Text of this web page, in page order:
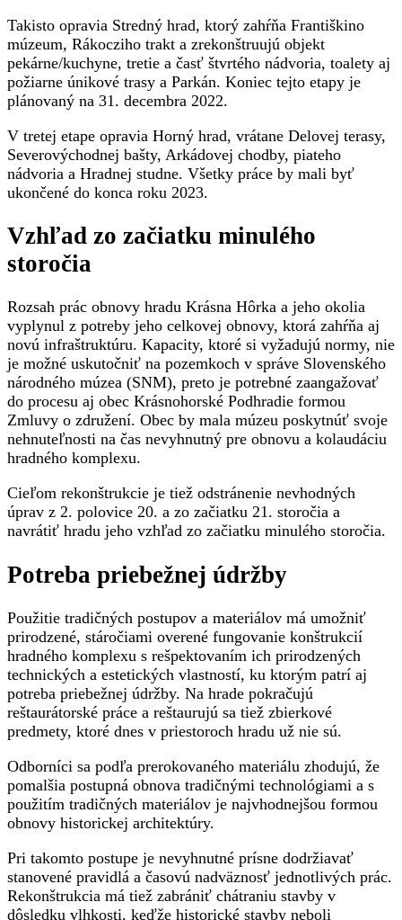
Takisto opravia Stredný hrad, ktorý zahŕňa Františkino
múzeum, Rákocziho trakt a zrekonštruujú objekt
pekárne/kuchyne, tretie a časť štvrtého nádvoria, toalety aj
požiarne únikové trasy a Parkán. Koniec tejto etapy je
plánovaný na 31. decembra 2022.
V tretej etape opravia Horný hrad, vrátane Delovej terasy,
Severovýchodnej bašty, Arkádovej chodby, piateho
nádvoria a Hradnej studne. Všetky práce by mali byť
ukončené do konca roku 2023.
Vzhľad zo začiatku minulého
storočia
Rozsah prác obnovy hradu Krásna Hôrka a jeho okolia
vyplynul z potreby jeho celkovej obnovy, ktorá zahŕňa aj
novú infraštruktúru. Kapacity, ktoré si vyžadujú normy, nie
je možné uskutočniť na pozemkoch v správe Slovenského
národného múzea (SNM), preto je potrebné zaangažovať
do procesu aj obec Krásnohorské Podhradie formou
Zmluvy o združení. Obec by mala múzeu poskytnúť svoje
nehnuteľnosti na čas nevyhnutný pre obnovu a kolaudáciu
hradného komplexu.
Cieľom rekonštrukcie je tiež odstránenie nevhodných
úprav z 2. polovice 20. a zo začiatku 21. storočia a
navrátiť hradu jeho vzhľad zo začiatku minulého storočia.
Potreba priebežnej údržby
Použitie tradičných postupov a materiálov má umožniť
prirodzené, stáročiami overené fungovanie konštrukcií
hradného komplexu s rešpektovaním ich prirodzených
technických a estetických vlastností, ku ktorým patrí aj
potreba priebežnej údržby. Na hrade pokračujú
reštaurátorské práce a reštaurujú sa tiež zbierkové
predmety, ktoré dnes v priestoroch hradu už nie sú.
Odborníci sa podľa prerokovaného materiálu zhodujú, že
pomalšia postupná obnova tradičnými technológiami a s
použitím tradičných materiálov je najvhodnejšou formou
obnovy historickej architektúry.
Pri takomto postupe je nevyhnutné prísne dodržiavať
stanovené pravidlá a časovú nadväznosť jednotlivých prác.
Rekonštrukcia má tiež zabrániť chátraniu stavby v
dôsledku vlhkosti, keďže historické stavby neboli